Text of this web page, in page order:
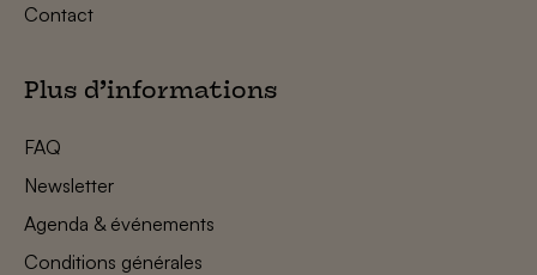
Contact
Plus d’informations
FAQ
Newsletter
Agenda & événements
Conditions générales